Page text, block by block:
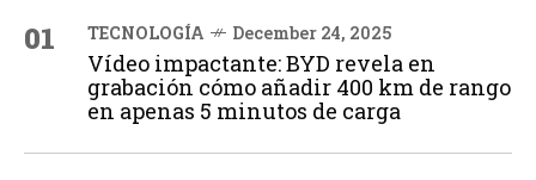
01 TECNOLOGÍA December 24, 2025
Vídeo impactante: BYD revela en
grabación cómo añadir 400 km de rango
en apenas 5 minutos de carga